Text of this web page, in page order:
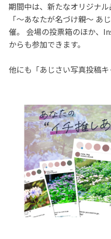
期間中は、新たなオリジナ
「～あなたが名づけ親～ あ
催。 会場の投票箱のほか、
からも参加できます。
他にも「あじさい写真投稿キ